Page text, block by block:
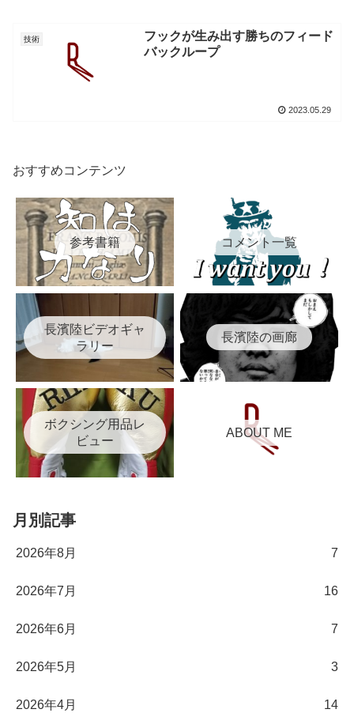
技術
フックが生み出す勝ちのフィード
バックループ
2023.05.29
おすすめコンテンツ
参考書籍 コメント一覧
長濱陸ビデオギャ
ラリー
長濱陸の画廊
ボクシング用品レ
ビュー
ABOUT ME
月別記事
2026年8月 7
2026年7月 16
2026年6月 7
2026年5月 3
2026年4月 14